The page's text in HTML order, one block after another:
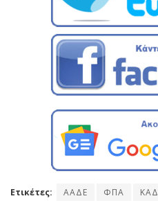
Ετικέτες: ΑΑΔΕ ΦΠΑ ΚΑΔ